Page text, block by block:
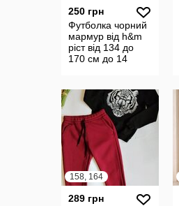
250 грн
Футболка чорний
мармур від h&m
ріст від 134 до
170 см до 14
158, 164
289 грн